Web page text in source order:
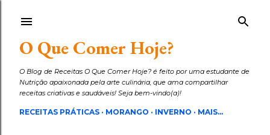
O Que Comer Hoje?
O Blog de Receitas O Que Comer Hoje? é feito por uma estudante de
Nutrição apaixonada pela arte culinária, que ama compartilhar
receitas criativas e saudáveis! Seja bem-vindo(a)!
RECEITAS PRÁTICAS MORANGO INVERNO MAIS…